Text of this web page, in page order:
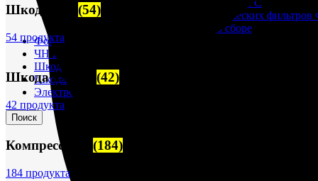
Корпусы гидравлических фильтров ФГС
Фильтрующие элементы гидравлических
Фильтры гидравлические ФГС в сборе
Фонари
ЧН 25/34
Шкода 6S-160
Шкода-275
Электродвигатели
Поиск
Шкода-275 (54)
54 продукта
Шкода 6S-160 (42)
42 продукта
Компрессоры (184)
184 продукта